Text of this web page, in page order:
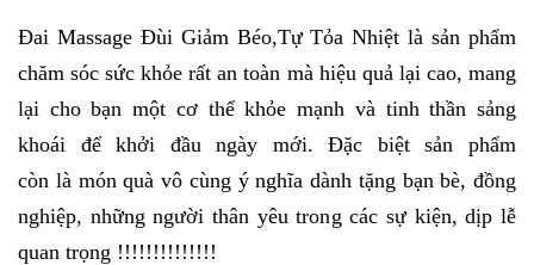
Đai Massage Đùi Giảm Béo,Tự Tỏa Nhiệt là sản phẩm
chăm sóc sức khỏe rất an toàn mà hiệu quả lại cao, mang
lại cho bạn một cơ thể khỏe mạnh và tinh thần sảng
khoái để khởi đầu ngày mới. Đặc biệt sản phẩm
còn là món quà vô cùng ý nghĩa dành tặng bạn bè, đồng
nghiệp, những người thân yêu trong các sự kiện, dịp lễ
quan trọng !!!!!!!!!!!!!!